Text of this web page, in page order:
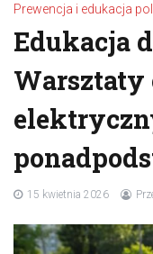
Prewencja i edukacja
Edukacja
Warsztaty
15 kwietnia 2026